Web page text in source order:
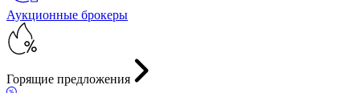
Аукционные брокеры
Горящие предложения